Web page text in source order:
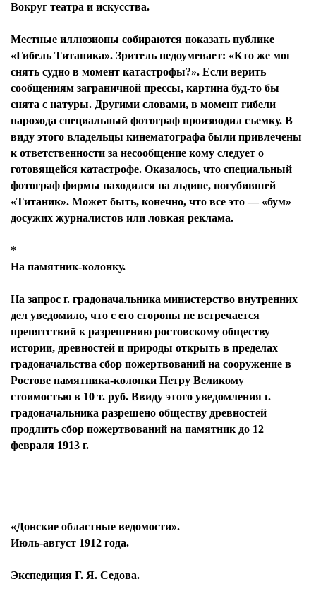
Вокруг театра и искусства.
Местные иллюзионы собираются показать публике
«Гибель Титаника». Зритель недоумевает: «Кто же мог
снять судно в момент катастрофы?». Если верить
сообщениям заграничной прессы, картина буд-то бы
снята с натуры. Другими словами, в момент гибели
парохода специальный фотограф производил съемку. В
виду этого владельцы кинематографа были привлечены
к ответственности за несообщение кому следует о
готовящейся катастрофе. Оказалось, что специальный
фотограф фирмы находился на льдине, погубившей
«Титаник». Может быть, конечно, что все это — «бум»
досужих журналистов или ловкая реклама.
*
На памятник-колонку.
На запрос г. градоначальника министерство внутренних
дел уведомило, что с его стороны не встречается
препятствий к разрешению ростовскому обществу
истории, древностей и природы открыть в пределах
градоначальства сбор пожертвований на сооружение в
Ростове памятника-колонки Петру Великому
стоимостью в 10 т. руб. Ввиду этого уведомления г.
градоначальника разрешено обществу древностей
продлить сбор пожертвований на памятник до 12
февраля 1913 г.
«Донские областные ведомости».
Июль-август 1912 года.
Экспедиция Г. Я. Седова.